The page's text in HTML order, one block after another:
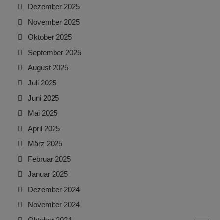
Dezember 2025
November 2025
Oktober 2025
September 2025
August 2025
Juli 2025
Juni 2025
Mai 2025
April 2025
März 2025
Februar 2025
Januar 2025
Dezember 2024
November 2024